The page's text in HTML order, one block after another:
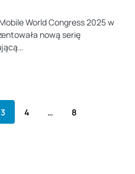
World Congress 2025 w
nową serię
3 4 … 8